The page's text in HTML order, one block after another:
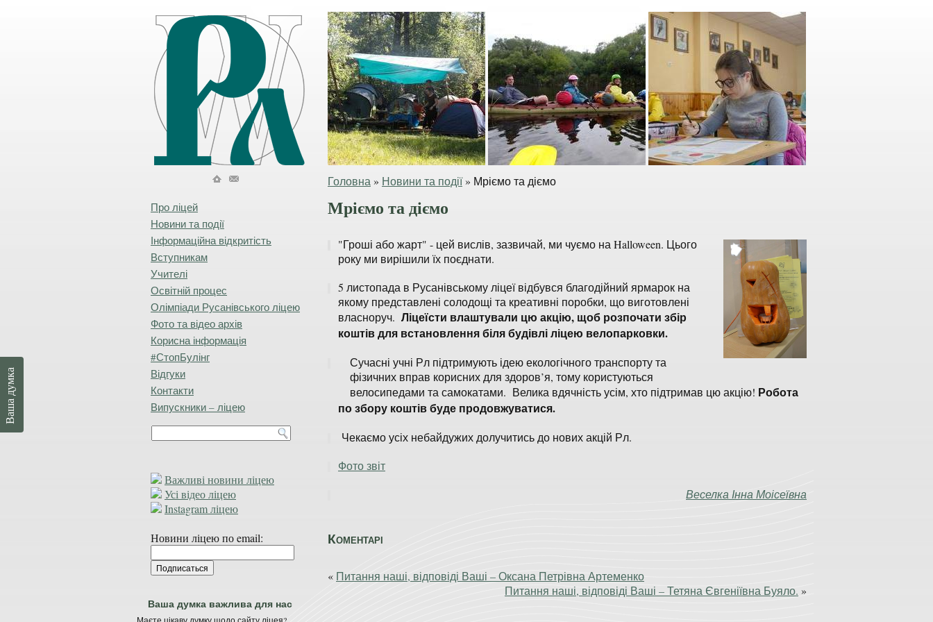
Головна » Новини та події» Мріємо та діємо
Про ліцей
Новини та події
Інформаційна відкритість
Вступникам
Учителі
Освітній процес
Олімпіади Русанівського ліцею
Фото та відео архів
Корисна інформація
#СтопБулінг
Відгуки
Контакти
Випускники – ліцею
Важливі новини ліцею
Усі відео ліцею
Instagram ліцею
Новини ліцею по email:
Ваша думка важлива для нас
Мріємо та діємо
"Гроші або жарт" - цей вислів, зазвичай, ми чуємо на Halloween. Цього
року ми вирішили їх поєднати.
5 листопада в Русанівському ліцеї відбувся благодійний ярмарок на
якому представлені солодощі та креативні поробки, що виготовлені
власноруч. Ліцеїсти влаштували цю акцію, щоб розпочати збір
коштів для встановлення біля будівлі ліцею велопарковки.
Сучасні учні Рл підтримують ідею екологічного транспорту та
фізичних вправ корисних для здоров’я, тому користуються
велосипедами та самокатами. Велика вдячність усім, хто підтримав цю акцію! Робота
по збору коштів буде продовжуватися.
Чекаємо усіх небайдужих долучитись до нових акцій Рл.
Фото звіт
Веселка Інна Моісеївна
Коментарі
« Питання наші, відповіді Ваші – Оксана Петрівна Артеменко
Питання наші, відповіді Ваші – Тетяна Євгеніївна Буяло. »
Ваша думка